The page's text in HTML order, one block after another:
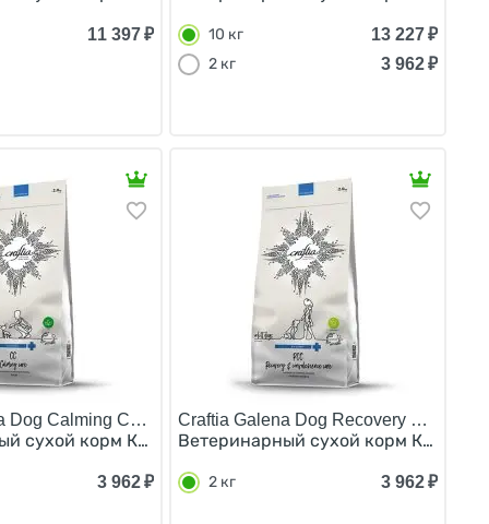
11 397 ₽ 10 кг 13 227₽
2 кг
3 962₽
кгЗаболеваниях Печени 10 кг
Dog Calming Care/
сухой корм Крафтия для собак при Стрессовых
3 962 ₽
Craftia Galena Dog Recovery &
Ветеринарный сухой корм
2 кг 3 962₽